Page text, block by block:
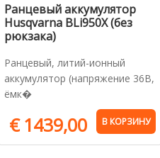
Ранцевый аккумулятор
Husqvarna BLi950X (без
рюкзака)
Ранцевый, литий-ионный
аккумулятор (напряжение 36В,
ёмк�
€ 1439,00 В КОРЗИНУ